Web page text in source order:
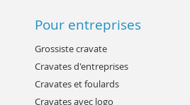
Pour entreprises
Grossiste cravate
Cravates d'entreprises
Cravates et foulards
Cravates avec logo